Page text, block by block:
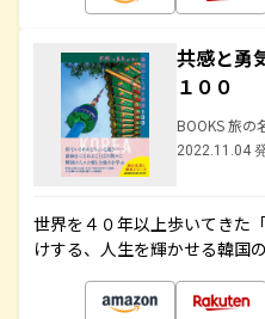
共感と勇
１００
BOOKS 旅の
2022.11.04
世界を４０年以上歩いてきた
けする、人生を輝かせる韓国